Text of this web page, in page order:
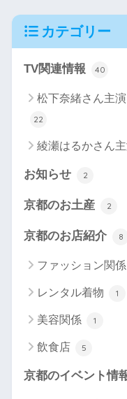
カテゴリー
TV関連情報 40
松下奈緒さん主
22
綾瀬はるかさん
お知らせ 2
京都のお土産 2
京都のお店紹介 8
ファッション関係
レンタル着物 1
美容関係 1
飲食店 5
京都のイベント情